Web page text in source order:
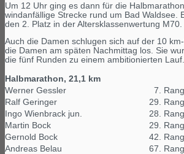
Um 12 Uhr ging es dann für die
windanfällige Strecke rund um Bad
den 2. Platz in der Altersklassenwertung M70.
Auch die Damen schlugen sich auf der 10
die Damen am späten Nachmittag los. Sie
die fünf Runden zu einem ambitionierten Lauf.
Halbmarathon, 21,1 km
Werner Gessler
7.
Ralf Geringer
29.
Ingo Wienbrack jun.
28.
Martin Bock
29.
Gernold Bock
42.
Andreas Belau
67.